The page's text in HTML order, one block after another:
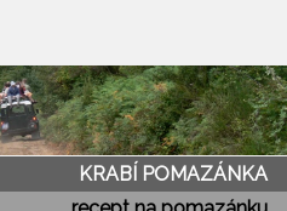
KRABÍ POMAZÁNKA